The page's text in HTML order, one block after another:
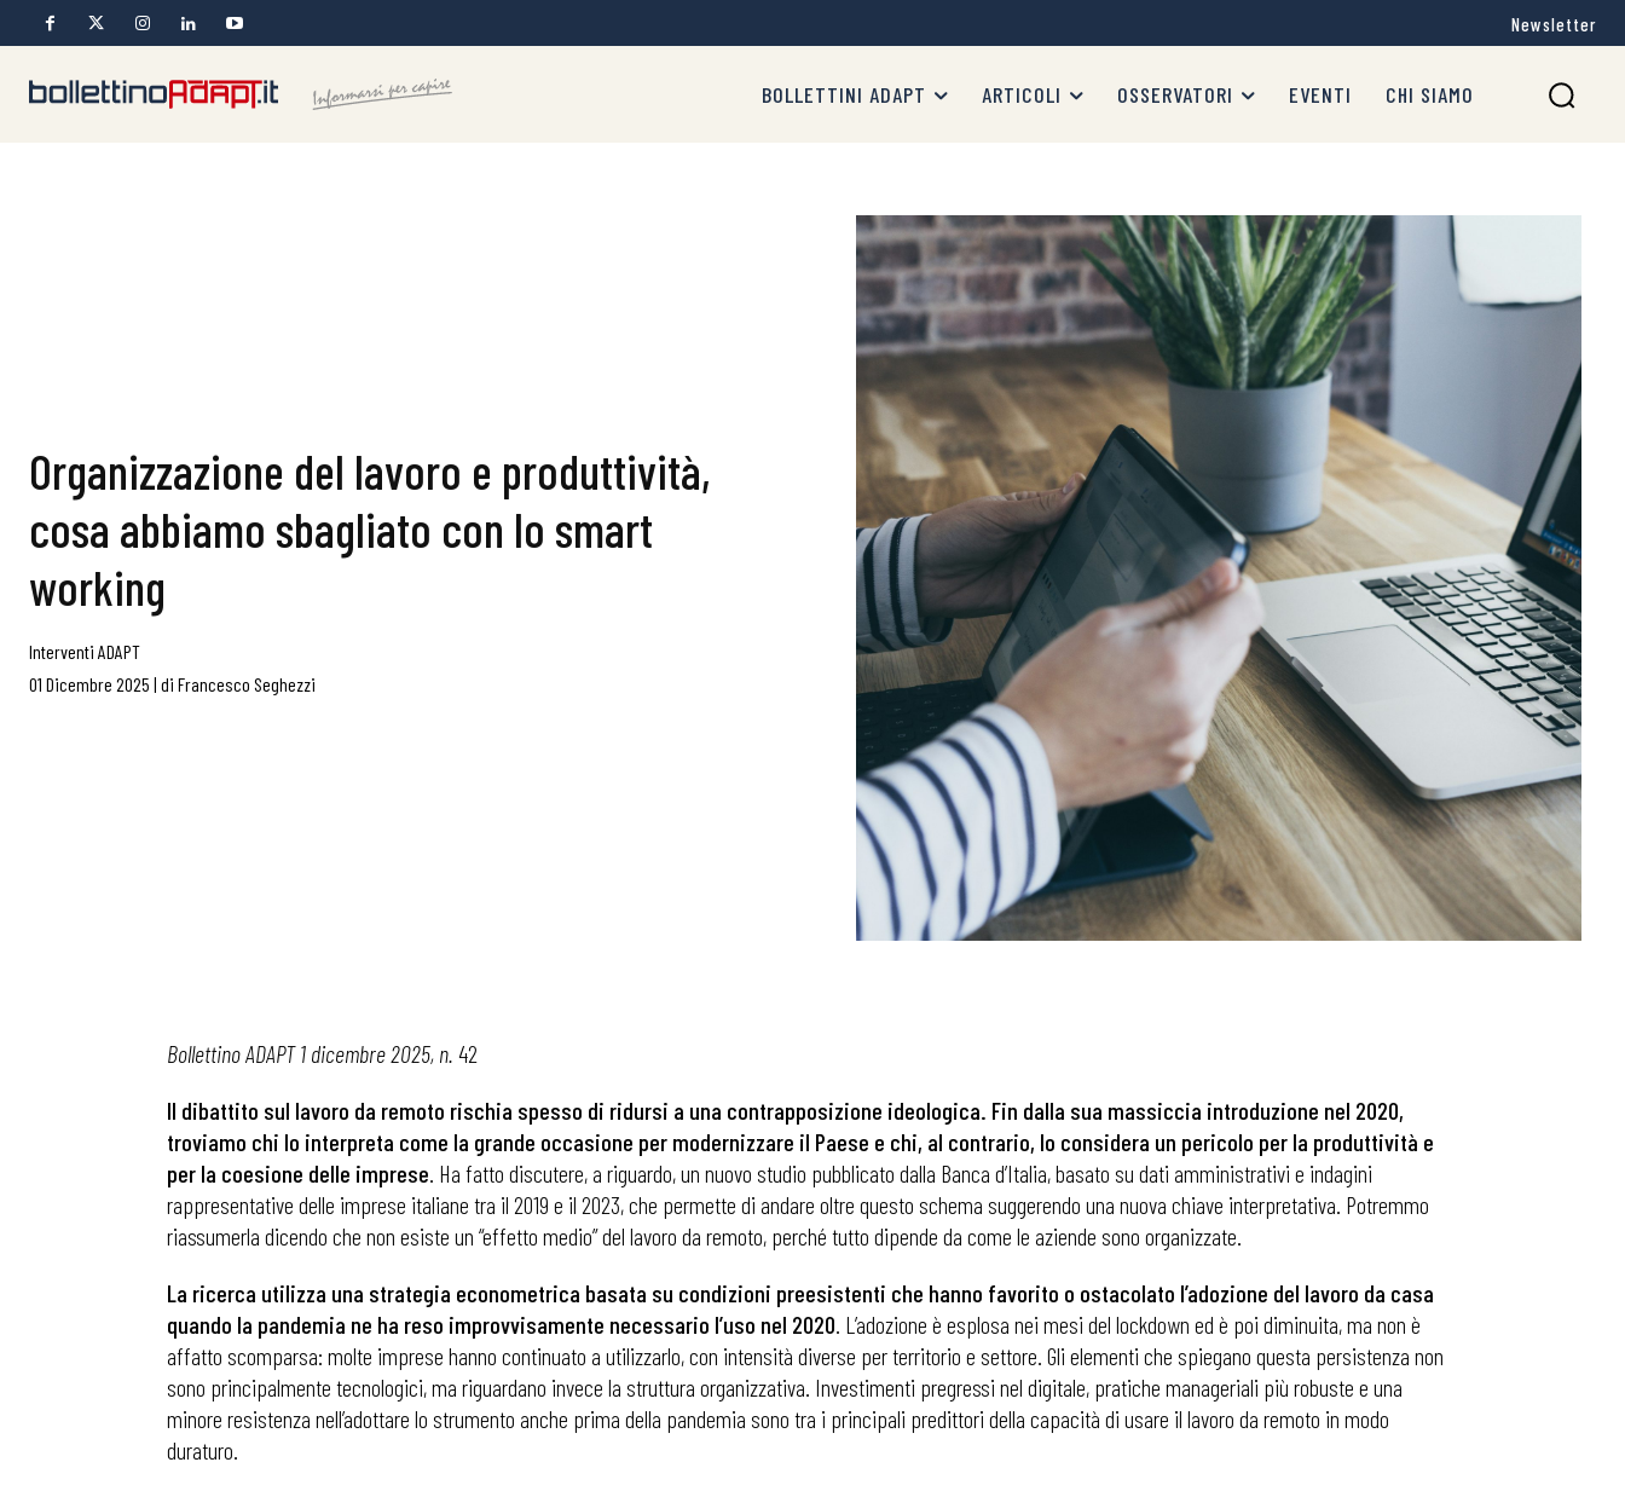
Newsletter
BOLLETTINI ADAPT ARTICOLI OSSERVATORI EVENTI CHI SIAMO
Organizzazione del lavoro e produttività,
cosa abbiamo sbagliato con lo smart
working
Interventi ADAPT
01 Dicembre 2025 | di Francesco Seghezzi
Bollettino ADAPT 1 dicembre 2025, n. 42
Il dibattito sul lavoro da remoto rischia spesso di ridursi a una contrapposizione ideologica. Fin dalla sua massiccia introduzione nel 2020,
troviamo chi lo interpreta come la grande occasione per modernizzare il Paese e chi, al contrario, lo considera un pericolo per la produttività e
per la coesione delle imprese. Ha fatto discutere, a riguardo, un nuovo studio pubblicato dalla Banca d’Italia, basato su dati amministrativi e indagini
rappresentative delle imprese italiane tra il 2019 e il 2023, che permette di andare oltre questo schema suggerendo una nuova chiave interpretativa. Potremmo
riassumerla dicendo che non esiste un “effetto medio” del lavoro da remoto, perché tutto dipende da come le aziende sono organizzate.
La ricerca utilizza una strategia econometrica basata su condizioni preesistenti che hanno favorito o ostacolato l’adozione del lavoro da casa
quando la pandemia ne ha reso improvvisamente necessario l’uso nel 2020. L’adozione è esplosa nei mesi del lockdown ed è poi diminuita, ma non è
affatto scomparsa: molte imprese hanno continuato a utilizzarlo, con intensità diverse per territorio e settore. Gli elementi che spiegano questa persistenza non
sono principalmente tecnologici, ma riguardano invece la struttura organizzativa. Investimenti pregressi nel digitale, pratiche manageriali più robuste e una
minore resistenza nell’adottare lo strumento anche prima della pandemia sono tra i principali predittori della capacità di usare il lavoro da remoto in modo
duraturo.